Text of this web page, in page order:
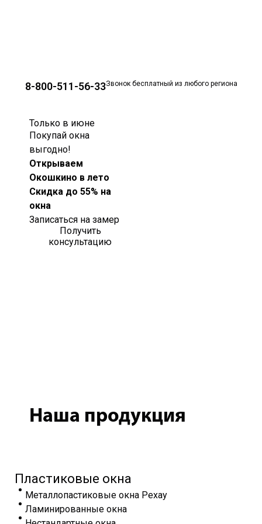
8-800-511-56-33Звонок бесплатный из любого региона
Только в июне
Покупай окна
выгодно!
Открываем
Окошкино в лето
Скидка до 55% на
окна
Записаться на замер
Получить
консультацию
Наша продукция
Пластиковые окна
Металлопастиковые окна Рехау
Ламинированные окна